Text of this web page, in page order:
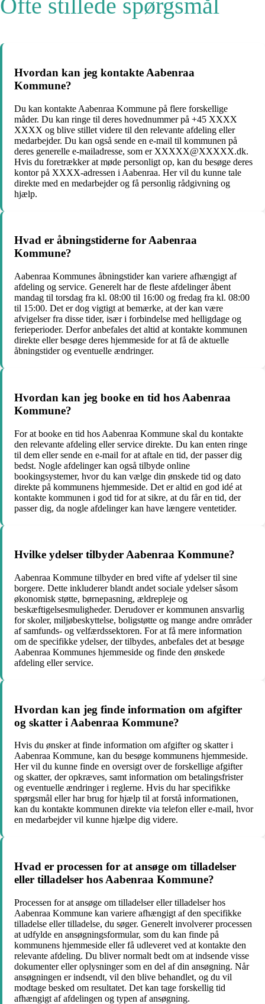
Ofte stillede spørgsmål
Hvordan kan jeg kontakte Aabenraa
Kommune?
Du kan kontakte Aabenraa Kommune på flere forskellige
måder. Du kan ringe til deres hovednummer på +45 XXXX
XXXX og blive stillet videre til den relevante afdeling eller
medarbejder. Du kan også sende en e-mail til kommunen på
deres generelle e-mailadresse, som er XXXXX@XXXXX.dk.
Hvis du foretrækker at møde personligt op, kan du besøge deres
kontor på XXXX-adressen i Aabenraa. Her vil du kunne tale
direkte med en medarbejder og få personlig rådgivning og
hjælp.
Hvad er åbningstiderne for Aabenraa
Kommune?
Aabenraa Kommunes åbningstider kan variere afhængigt af
afdeling og service. Generelt har de fleste afdelinger åbent
mandag til torsdag fra kl. 08:00 til 16:00 og fredag fra kl. 08:00
til 15:00. Det er dog vigtigt at bemærke, at der kan være
afvigelser fra disse tider, især i forbindelse med helligdage og
ferieperioder. Derfor anbefales det altid at kontakte kommunen
direkte eller besøge deres hjemmeside for at få de aktuelle
åbningstider og eventuelle ændringer.
Hvordan kan jeg booke en tid hos Aabenraa
Kommune?
For at booke en tid hos Aabenraa Kommune skal du kontakte
den relevante afdeling eller service direkte. Du kan enten ringe
til dem eller sende en e-mail for at aftale en tid, der passer dig
bedst. Nogle afdelinger kan også tilbyde online
bookingsystemer, hvor du kan vælge din ønskede tid og dato
direkte på kommunens hjemmeside. Det er altid en god idé at
kontakte kommunen i god tid for at sikre, at du får en tid, der
passer dig, da nogle afdelinger kan have længere ventetider.
Hvilke ydelser tilbyder Aabenraa Kommune?
Aabenraa Kommune tilbyder en bred vifte af ydelser til sine
borgere. Dette inkluderer blandt andet sociale ydelser såsom
økonomisk støtte, børnepasning, ældrepleje og
beskæftigelsesmuligheder. Derudover er kommunen ansvarlig
for skoler, miljøbeskyttelse, boligstøtte og mange andre områder
af samfunds- og velfærdssektoren. For at få mere information
om de specifikke ydelser, der tilbydes, anbefales det at besøge
Aabenraa Kommunes hjemmeside og finde den ønskede
afdeling eller service.
Hvordan kan jeg finde information om afgifter
og skatter i Aabenraa Kommune?
Hvis du ønsker at finde information om afgifter og skatter i
Aabenraa Kommune, kan du besøge kommunens hjemmeside.
Her vil du kunne finde en oversigt over de forskellige afgifter
og skatter, der opkræves, samt information om betalingsfrister
og eventuelle ændringer i reglerne. Hvis du har specifikke
spørgsmål eller har brug for hjælp til at forstå informationen,
kan du kontakte kommunen direkte via telefon eller e-mail, hvor
en medarbejder vil kunne hjælpe dig videre.
Hvad er processen for at ansøge om tilladelser
eller tilladelser hos Aabenraa Kommune?
Processen for at ansøge om tilladelser eller tilladelser hos
Aabenraa Kommune kan variere afhængigt af den specifikke
tilladelse eller tilladelse, du søger. Generelt involverer processen
at udfylde en ansøgningsformular, som du kan finde på
kommunens hjemmeside eller få udleveret ved at kontakte den
relevante afdeling. Du bliver normalt bedt om at indsende visse
dokumenter eller oplysninger som en del af din ansøgning. Når
ansøgningen er indsendt, vil den blive behandlet, og du vil
modtage besked om resultatet. Det kan tage forskellig tid
afhængigt af afdelingen og typen af ansøgning.